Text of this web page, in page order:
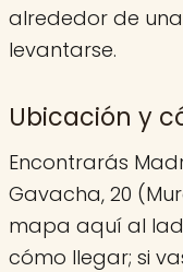
alrededor de
levantarse.
Ubicación y
Encontrarás
Gavacha, 20
mapa aquí al
cómo llegar; si